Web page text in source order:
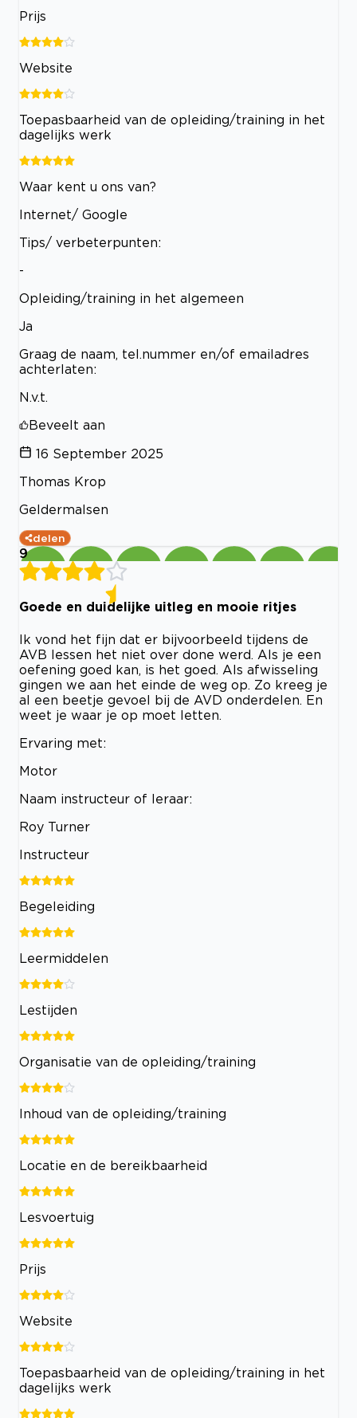
Prijs
Website
Toepasbaarheid van de opleiding/training in het
dagelijks werk
Waar kent u ons van?
Internet/ Google
Tips/ verbeterpunten:
-
Opleiding/training in het algemeen
Ja
Graag de naam, tel.nummer en/of emailadres
achterlaten:
N.v.t.
Beveelt aan
16 September 2025
Thomas Krop
Geldermalsen
delen
9
Goede en duidelijke uitleg en mooie ritjes
Ik vond het fijn dat er bijvoorbeeld tijdens de
AVB lessen het niet over done werd. Als je een
oefening goed kan, is het goed. Als afwisseling
gingen we aan het einde de weg op. Zo kreeg je
al een beetje gevoel bij de AVD onderdelen. En
weet je waar je op moet letten.
Ervaring met:
Motor
Naam instructeur of leraar:
Roy Turner
Instructeur
Begeleiding
Leermiddelen
Lestijden
Organisatie van de opleiding/training
Inhoud van de opleiding/training
Locatie en de bereikbaarheid
Lesvoertuig
Prijs
Website
Toepasbaarheid van de opleiding/training in het
dagelijks werk